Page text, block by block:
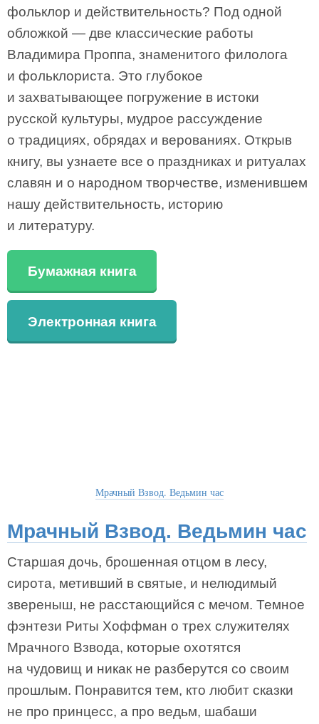
фольклор и действительность? Под одной
обложкой — две классические работы
Владимира Проппа, знаменитого филолога
и фольклориста. Это глубокое
и захватывающее погружение в истоки
русской культуры, мудрое рассуждение
о традициях, обрядах и верованиях. Открыв
книгу, вы узнаете все о праздниках и ритуалах
славян и о народном творчестве, изменившем
нашу действительность, историю
и литературу.
Бумажная книга
Электронная книга
Мрачный Взвод. Ведьмин час
Мрачный Взвод. Ведьмин час
Старшая дочь, брошенная отцом в лесу,
сирота, метивший в святые, и нелюдимый
звереныш, не расстающийся с мечом. Темное
фэнтези Риты Хоффман о трех служителях
Мрачного Взвода, которые охотятся
на чудовищ и никак не разберутся со своим
прошлым. Понравится тем, кто любит сказки
не про принцесс, а про ведьм, шабаши